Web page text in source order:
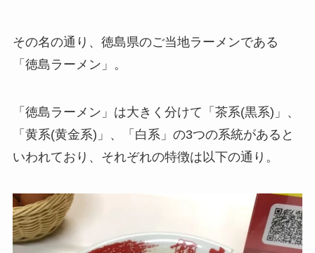
その名の通り、徳島県のご当地ラーメンである
「徳島ラーメン」。
「徳島ラーメン」は大きく分けて「茶系(黒系)」、
「黄系(黄金系)」、「白系」の3つの系統があると
いわれており、それぞれの特徴は以下の通り。